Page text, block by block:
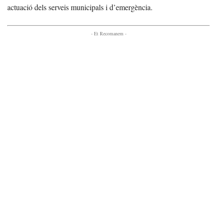
actuació dels serveis municipals i d’emergència.
- Et Recomanem -